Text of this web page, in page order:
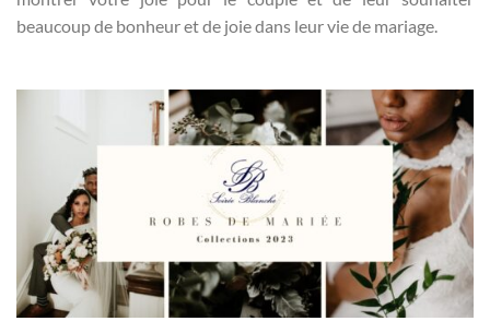
beaucoup de bonheur et de joie dans leur vie de mariage.